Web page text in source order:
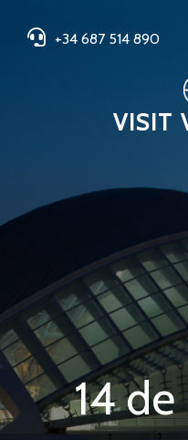
+34 687 514 890
VISIT
14